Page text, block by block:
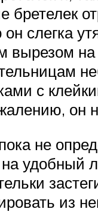
бретелек
слегка
вырезом
с
он
не
удобный
из